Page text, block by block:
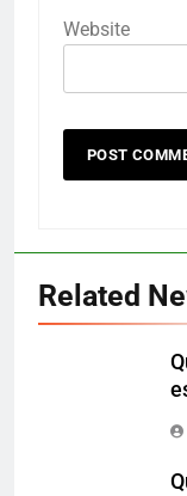
Website
Related